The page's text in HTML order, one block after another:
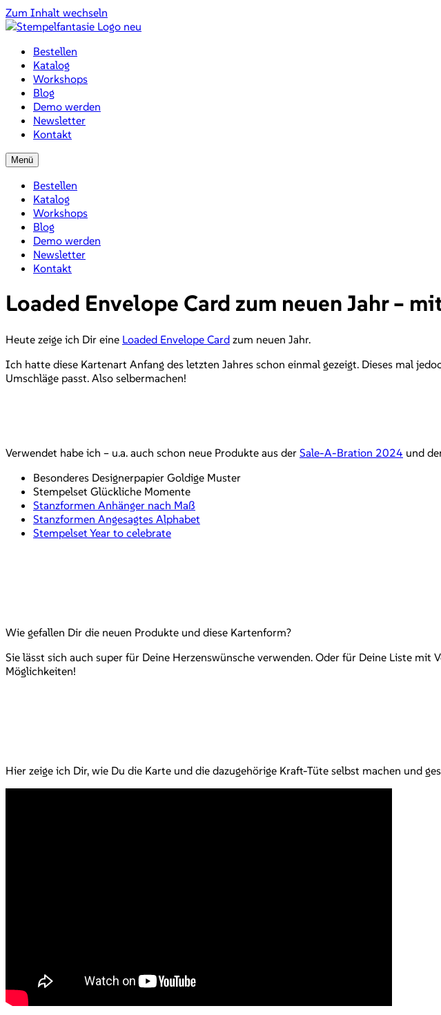
Zum Inhalt wechseln
Bestellen
Katalog
Workshops
Blog
Demo werden
Newsletter
Kontakt
Menü
Bestellen
Katalog
Workshops
Blog
Demo werden
Newsletter
Kontakt
Loaded Envelope Card zum neuen Jahr –
Heute zeige ich Dir eine Loaded Envelope Card zum neuen Jahr.
Ich hatte diese Kartenart Anfang des letzten Jahres schon einmal gezeigt. Dieses mal
Umschläge passt. Also selbermachen!
Verwendet habe ich – u.a. auch schon neue Produkte aus der Sale-A-Bration 2024 und
Besonderes Designerpapier Goldige Muster
Stempelset Glückliche Momente
Stanzformen Anhänger nach Maß
Stanzformen Angesagtes Alphabet
Stempelset Year to celebrate
Wie gefallen Dir die neuen Produkte und diese Kartenform?
Sie lässt sich auch super für Deine Herzenswünsche verwenden. Oder für Deine Liste
Möglichkeiten!
Hier zeige ich Dir, wie Du die Karte und die dazugehörige Kraft-Tüte selbst machen und